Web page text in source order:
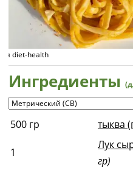
© Inke Weissenborn для diet-health
Ингредиенты
500 гр тыква
1
Лук
гр)